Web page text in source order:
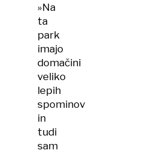
»Na
ta
park
imajo
domačini
veliko
lepih
spominov
in
tudi
sam